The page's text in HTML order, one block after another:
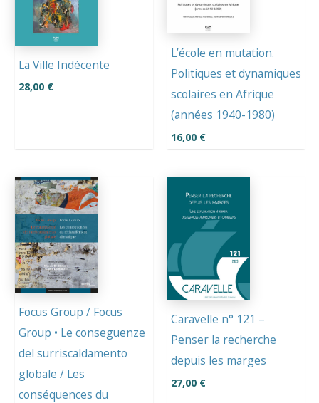
La Ville Indécente
28,00 €
L’école en mutation.
Politiques et dynamiques
scolaires en Afrique
(années 1940-1980)
16,00 €
Focus Group / Focus
Group • Le conseguenze
del surriscaldamento
globale / Les
conséquences du
Caravelle n° 121 –
Penser la recherche
depuis les marges
27,00 €